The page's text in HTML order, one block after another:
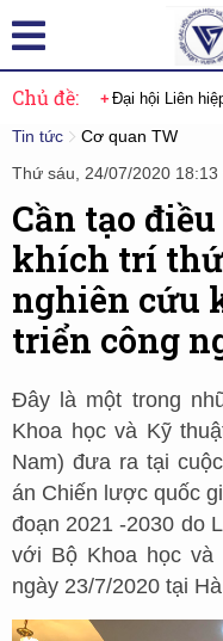
Chủ đề: Đại hội Liên
Tin tức
Cơ quan TW
Thứ sáu, 24/07/2020 18:13
Cần tạo
khích trí
nghiên cứu
triển công
Đây là một trong
Khoa học và Kỹ
Nam) đưa ra tại
án Chiến lược quốc
đoạn 2021 -2030 do
với Bộ Khoa học và
ngày 23/7/2020 tại